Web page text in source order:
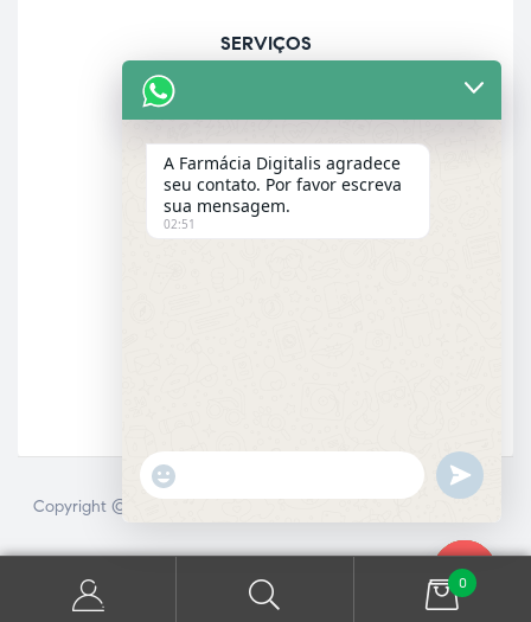
SERVIÇOS
Acolhimento farmacêutico
Assistência personalizada
Check-up
Entrega a domicílio
Copyright © 2025 Farmácia Digitalis. Todos direitos reservados.
0
A Farmácia Digitalis agradece
seu contato. Por favor escreva
sua mensagem.
02:51
"+chaty_settings.lang.emoji_picker+"
WhatsApp